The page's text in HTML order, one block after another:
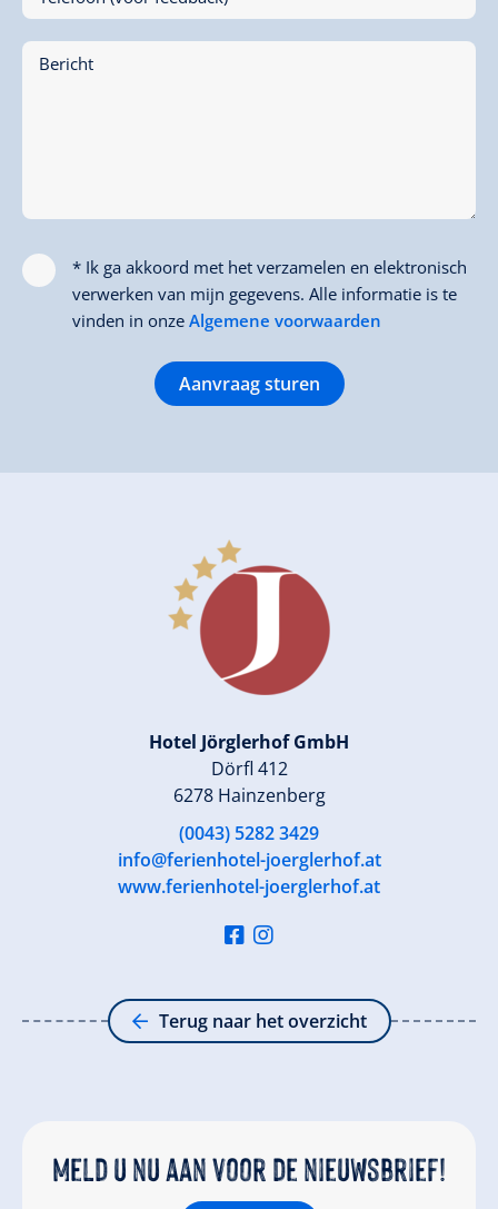
Bericht
* Ik ga akkoord met het verzamelen en elektronisch
verwerken van mijn gegevens. Alle informatie is te
vinden in onze Algemene voorwaarden
Aanvraag sturen
Hotel Jörglerhof GmbH
Dörfl 412
6278 Hainzenberg
(0043) 5282 3429
info@ferienhotel-joerglerhof.at
www.ferienhotel-joerglerhof.at
Terug naar het overzicht
Meld u nu aan voor de nieuwsbrief!